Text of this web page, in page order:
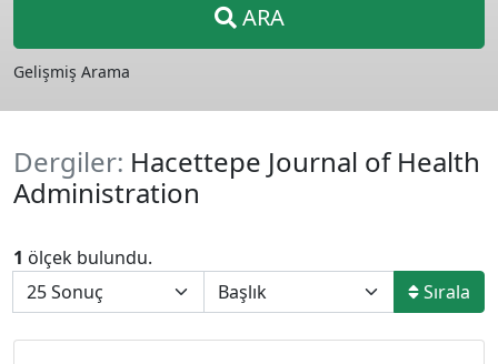
ARA
Gelişmiş Arama
Dergiler: Hacettepe Journal of Health
Administration
1 ölçek bulundu.
Sırala